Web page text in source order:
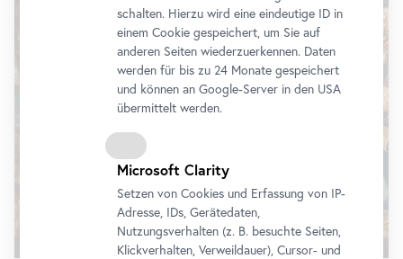
schalten. Hierzu wird eine eindeutige ID in
einem Cookie gespeichert, um Sie auf
anderen Seiten wiederzuerkennen. Daten
werden für bis zu 24 Monate gespeichert
und können an Google-Server in den USA
übermittelt werden.
Microsoft Clarity
Setzen von Cookies und Erfassung von IP-
Adresse, IDs, Gerätedaten,
Nutzungsverhalten (z. B. besuchte Seiten,
Klickverhalten, Verweildauer), Cursor- und